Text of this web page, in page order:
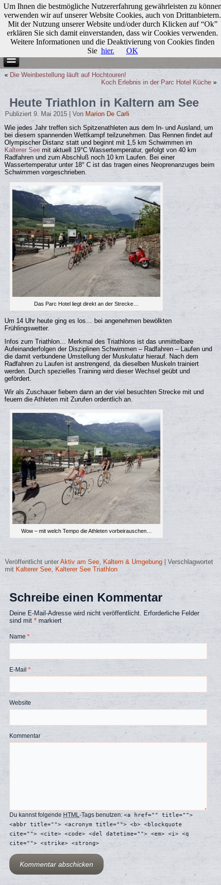
« Die Weinbestellung läuft auf Hochtouren!
Koch Erlebnis in der Parc Hotel Küche»
Heute Triathlon in Kaltern am See
Publiziert 9. Mai 2015 |Von Marion De Carli
Wie jedes Jahr treffen sich Spitzenathleten aus dem In- und Ausland, um
bei diesem spannenden Wettkampf teilzunehmen. Das Rennen findet auf
Olympischer Distanz statt und beginnt mit 1,5 km Schwimmen im
Kalterer See mit aktuell 19°C Wassertemperatur, gefolgt von 40 km
Radfahren und zum Abschluß noch 10 km Laufen. Bei einer
Wassertemperatur unter 18° C ist das tragen eines Neoprenanzuges beim
Schwimmen vorgeschrieben.
Das Parc Hotel liegt direkt an der Strecke…
Um 14 Uhr heute ging es los… bei angenehmen bewölkten
Frühlingswetter.
Infos zum Triathlon… Merkmal des Triathlons ist das unmittelbare
Aufeinanderfolgen der Disziplinen Schwimmen – Radfahren – Laufen und
die damit verbundene Umstellung der Muskulatur hierauf. Nach dem
Radfahren zu Laufen ist anstrengend, da dieselben Muskeln trainiert
werden. Durch spezielles Training wird dieser Wechsel geübt und
gefördert.
Wir als Zuschauer fiebern dann an der viel besuchten Strecke mit und
feuern die Athleten mit Zurufen ordentlich an.
Wow – mit welch Tempo die Athleten vorbeirauschen…
Veröffentlicht unter Aktiv am See, Kaltern & Umgebung |Verschlagwortet
mit Kalterer See, Kalterer See Triathlon
Schreibe einen Kommentar
Deine E-Mail-Adresse wird nicht veröffentlicht. Erforderliche Felder
sind mit* markiert
Name*
E-Mail*
Website
Kommentar
Du kannst folgende HTML-Tags benutzen:<a href="" title="">
<abbr title=""> <acronym title=""> <b> <blockquote
cite=""> <cite> <code> <del datetime=""> <em> <i> <q
cite=""> <strike> <strong>
Um Ihnen die bestmögliche Nutzererfahrung gewährleisten zu
verwenden wir auf unserer Website Cookies, auch von Drittanbietern.
Mit der Nutzung unserer Website und/oder durch Klicken auf “Ok”
erklären Sie sich damit einverstanden, dass wir Cookies verwenden.
Weitere Informationen und die Deaktivierung von Cookies finden
Sie hier. OK